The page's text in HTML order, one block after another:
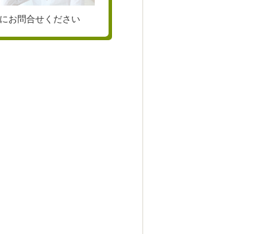
お問合せください